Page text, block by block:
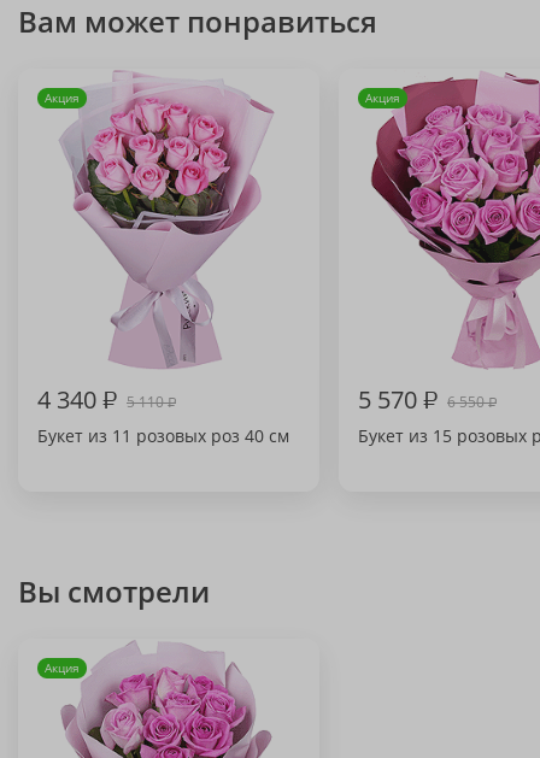
Вам может понравиться
Акция
4 340₽ 5 110₽
Букет из 11 розовых роз 40 см
Акция
5 570₽ 6 550₽
Букет из 15 розовых
Вы смотрели
Акция